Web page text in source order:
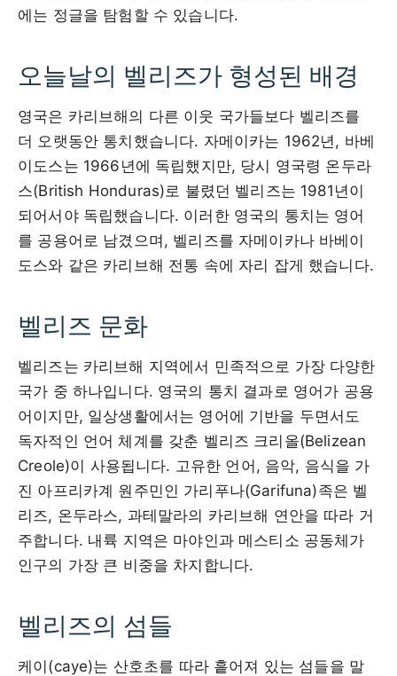
에는 정글을 탐험할 수 있습니다.
오늘날의 벨리즈가 형성된 배경
영국은 카리브해의 다른 이웃 국가들보다 벨리즈를
더 오랫동안 통치했습니다. 자메이카는 1962년, 바베
이도스는 1966년에 독립했지만, 당시 영국령 온두라
스(British Honduras)로 불렸던 벨리즈는 1981년이
되어서야 독립했습니다. 이러한 영국의 통치는 영어
를 공용어로 남겼으며, 벨리즈를 자메이카나 바베이
도스와 같은 카리브해 전통 속에 자리 잡게 했습니다.
벨리즈 문화
벨리즈는 카리브해 지역에서 민족적으로 가장 다양한
국가 중 하나입니다. 영국의 통치 결과로 영어가 공용
어이지만, 일상생활에서는 영어에 기반을 두면서도
독자적인 언어 체계를 갖춘 벨리즈 크리올(Belizean
Creole)이 사용됩니다. 고유한 언어, 음악, 음식을 가
진 아프리카계 원주민인 가리푸나(Garifuna)족은 벨
리즈, 온두라스, 과테말라의 카리브해 연안을 따라 거
주합니다. 내륙 지역은 마야인과 메스티소 공동체가
인구의 가장 큰 비중을 차지합니다.
벨리즈의 섬들
케이(caye)는 산호초를 따라 흩어져 있는 섬들을 말